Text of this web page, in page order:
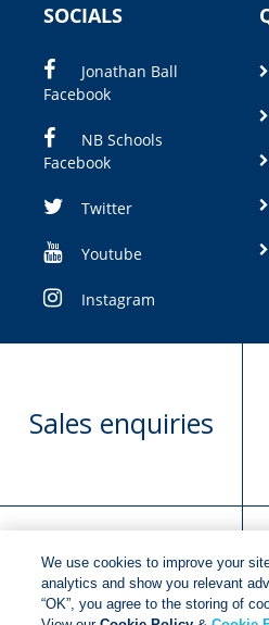
SOCIALS
Jonathan Ball
Facebook
NB Schools
Facebook
Twitter
Youtube
Instagram
Sales enquiries
Manuscript
submission
We use cookies to improve your
analytics and show you relevant
“OK”, you agree to the storing of